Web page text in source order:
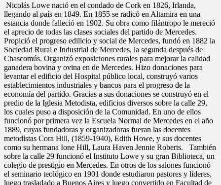
Nicolás Lowe nació en el condado de Cork en 1826, Irlanda,
llegando al país en 1849. En 1855 se radicó en Altamira en una
estancia donde falleció en 1902. Su obra como filántropo le mereció
el aprecio de todas las clases sociales del partido de Mercedes.
Propició el progreso edilicio y social de Mercedes, fundó en 1882 la
Sociedad Rural e Industrial de Mercedes, la segunda después de
Chascomús. Organizó exposiciones rurales para mejorar la calidad
ganadera bovina y ovina en de Mercedes. Hizo donaciones para
levantar el edificio del Hospital público local, construyó varios
establecimientos industriales y bancos para el progreso de la
economía del partido. Gracias a sus donaciones se construyó en el
predio de la Iglesia Metodista, edificios diversos sobre la calle 29,
los cuales puso a disposición de la Comunidad. En uno de ellos
funcionó por primera vez la Escuela Normal de Mercedes en el año
1889, cuyas fundadoras y organizadoras fueran las docentes
metodistas Cora Hill, (1859-1940), Edith Howe, y sus docentes
como su hermana Ione Hill, Laura Haven Jennie Roberts. También
sobre la calle 29 funcionó el Instituto Lowe y su gran Biblioteca, un
colegio de prestigio en Mercedes. En otros de los salones funcionó
el seminario teológico en 1901 donde estudiaron pastores y líderes,
luego trasladado a Buenos Aires y luego convertido en Facultad de